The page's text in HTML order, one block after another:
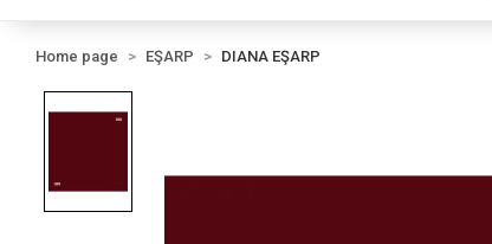
Home page EŞARP DIANA EŞARP